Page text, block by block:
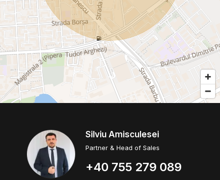
Silviu Amisculesei
Partner & Head of Sales
+40 755 279 089